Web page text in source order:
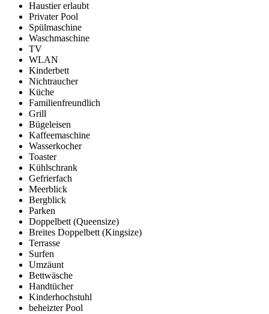
Haustier erlaubt
Privater Pool
Spülmaschine
Waschmaschine
TV
WLAN
Kinderbett
Nichtraucher
Küche
Familienfreundlich
Grill
Bügeleisen
Kaffeemaschine
Wasserkocher
Toaster
Kühlschrank
Gefrierfach
Meerblick
Bergblick
Parken
Doppelbett (Queensize)
Breites Doppelbett (Kingsize)
Terrasse
Surfen
Umzäunt
Bettwäsche
Handtücher
Kinderhochstuhl
beheizter Pool